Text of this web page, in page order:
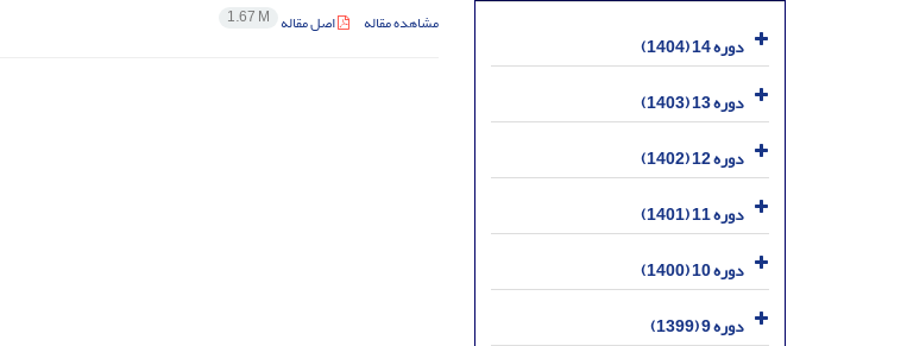
مشاهده مقاله اصل مقاله 1.67 M
دوره 14 (1404)
دوره 13 (1403)
دوره 12 (1402)
دوره 11 (1401)
دوره 10 (1400)
دوره 9 (1399)